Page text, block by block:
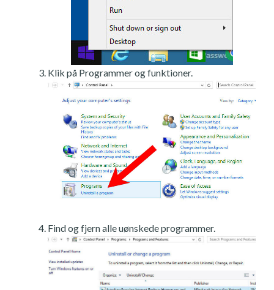
Klik på Programmer og funktioner.
Find og fjern alle uønskede programmer.